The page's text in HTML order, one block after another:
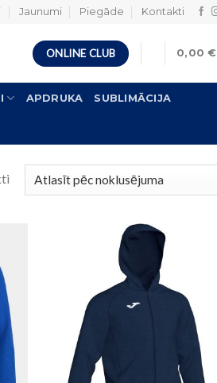
Jaunumi Piegāde Kontakti
ONLINE CLUB 0,00€
APDRUKA SUBLIMĀCIJA